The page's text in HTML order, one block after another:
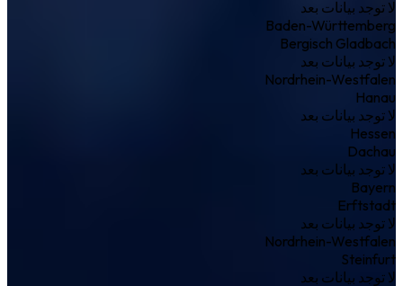
لا توجد بيانات بعد
Baden-Württemberg
Bergisch Gladbach
لا توجد بيانات بعد
Nordrhein-Westfalen
Hanau
لا توجد بيانات بعد
Hessen
Dachau
لا توجد بيانات بعد
Bayern
Erftstadt
لا توجد بيانات بعد
Nordrhein-Westfalen
Steinfurt
لا توجد بيانات بعد